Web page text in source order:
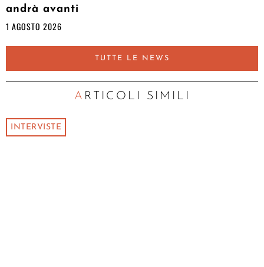
andrà avanti
1 AGOSTO 2026
TUTTE LE NEWS
ARTICOLI SIMILI
INTERVISTE